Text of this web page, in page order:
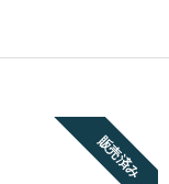
販売済み